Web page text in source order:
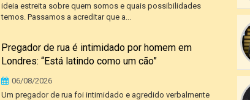
ideia estreita sobre quem somos e quais possibilidades
temos. Passamos a acreditar que a...
Pregador de rua é intimidado por homem em
Londres: “Está latindo como um cão”
06/08/2026
Um pregador de rua foi intimidado e agredido verbalmente